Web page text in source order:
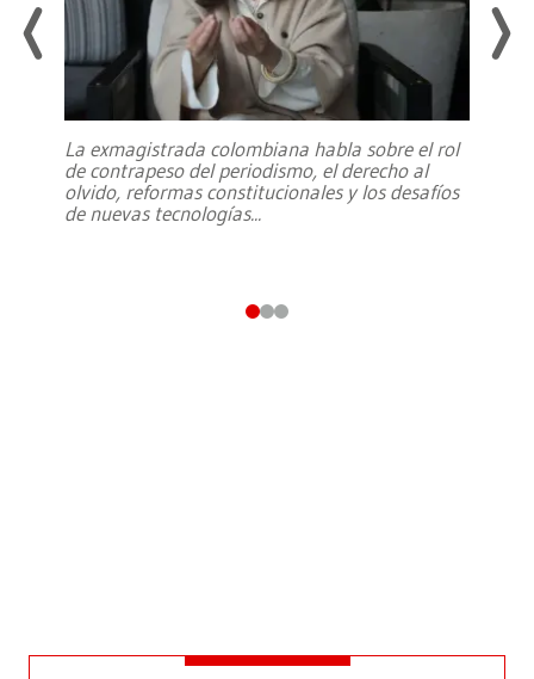
La exmagistrada colombiana habla sobre el rol
de contrapeso del periodismo, el derecho al
olvido, reformas constitucionales y los desafíos
de nuevas tecnologías...